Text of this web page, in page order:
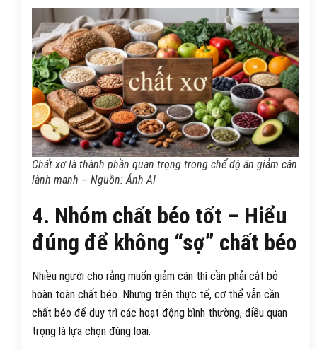
Chất xơ là thành phần quan trọng trong chế độ ăn giảm cân
lành mạnh – Nguồn: Ảnh AI
4. Nhóm chất béo tốt – Hiểu
đúng để không “sợ” chất béo
Nhiều người cho rằng muốn giảm cân thì cần phải cắt bỏ
hoàn toàn chất béo. Nhưng trên thực tế, cơ thể vẫn cần
chất béo để duy trì các hoạt động bình thường, điều quan
trọng là lựa chọn đúng loại.